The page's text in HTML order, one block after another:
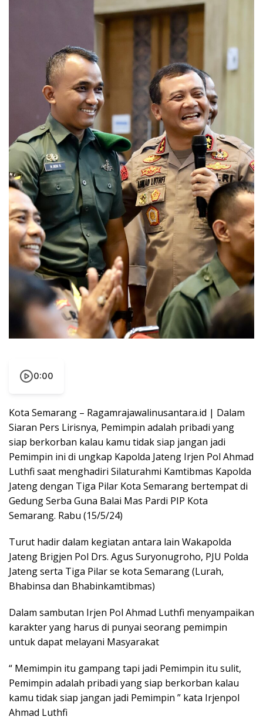
0:00
Kota Semarang – Ragamrajawalinusantara.id | Dalam
Siaran Pers Lirisnya, Pemimpin adalah pribadi yang
siap berkorban kalau kamu tidak siap jangan jadi
Pemimpin ini di ungkap Kapolda Jateng Irjen Pol Ahmad
Luthfi saat menghadiri Silaturahmi Kamtibmas Kapolda
Jateng dengan Tiga Pilar Kota Semarang bertempat di
Gedung Serba Guna Balai Mas Pardi PIP Kota
Semarang. Rabu (15/5/24)
Turut hadir dalam kegiatan antara lain Wakapolda
Jateng Brigjen Pol Drs. Agus Suryonugroho, PJU Polda
Jateng serta Tiga Pilar se kota Semarang (Lurah,
Bhabinsa dan Bhabinkamtibmas)
Dalam sambutan Irjen Pol Ahmad Luthfi menyampaikan
karakter yang harus di punyai seorang pemimpin
untuk dapat melayani Masyarakat
“ Memimpin itu gampang tapi jadi Pemimpin itu sulit,
Pemimpin adalah pribadi yang siap berkorban kalau
kamu tidak siap jangan jadi Pemimpin ” kata Irjenpol
Ahmad Luthfi